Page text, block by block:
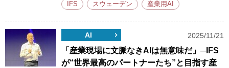
IFS スウェーデン 産業用AI
AI 2025/11/21
「産業現場に文脈なきAIは無意味だ」─IFS
が“世界最高のパートナーたち”と目指す産